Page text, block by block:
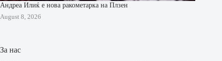
Андреа Илиќ е нова ракометарка на Плзен
August 8, 2026
За нас